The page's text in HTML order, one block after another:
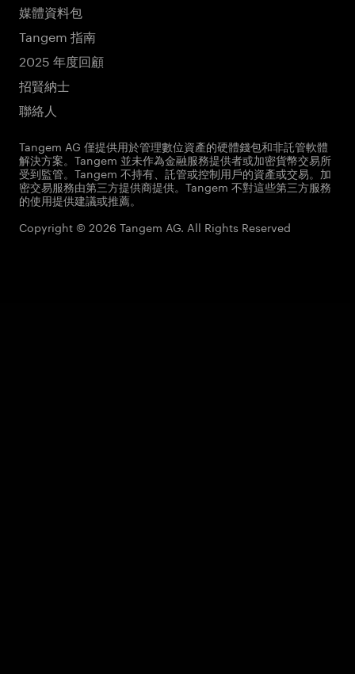
媒體資料包
Tangem 指南
2025 年度回顧
招賢納士
聯絡人
Tangem AG 僅提供用於管理數位資產的硬體錢包和非託管軟體
解決方案。Tangem 並未作為金融服務提供者或加密貨幣交易所
受到監管。Tangem 不持有、託管或控制用戶的資產或交易。加
密交易服務由第三方提供商提供。Tangem 不對這些第三方服務
的使用提供建議或推薦。